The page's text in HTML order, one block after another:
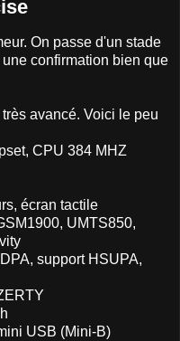
On passe d'un stade
confirmation bien que
avancé. Voici le peu
CPU 384 MHZ
écran tactile
UMTS850,
support HSUPA,
USB (Mini-B)